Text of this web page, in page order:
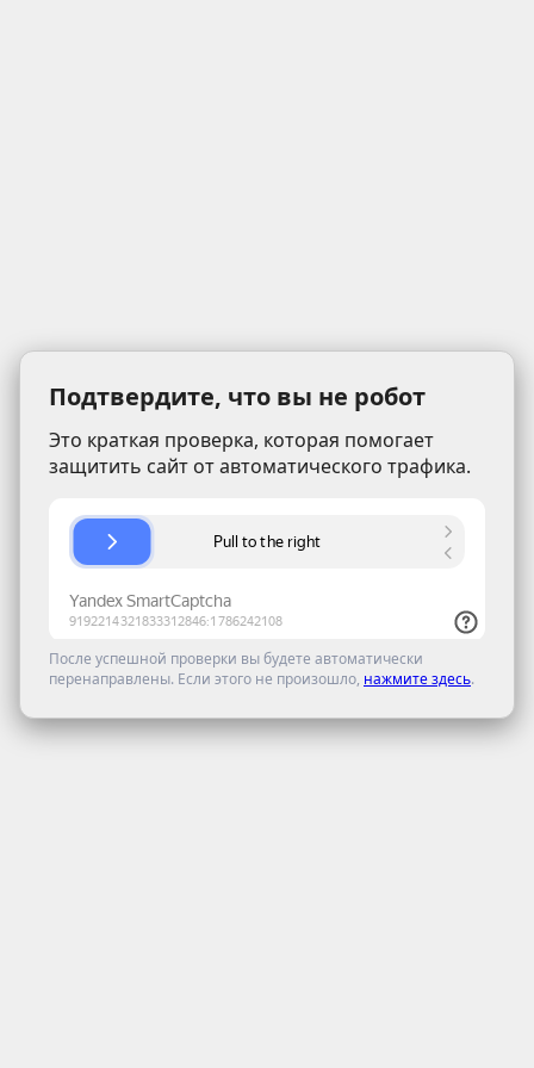
Подтвердите, что вы не робот
Это краткая проверка, которая помогает
защитить сайт от автоматического трафика.
После успешной проверки вы будете автоматически
перенаправлены. Если этого не произошло, нажмите здесь.